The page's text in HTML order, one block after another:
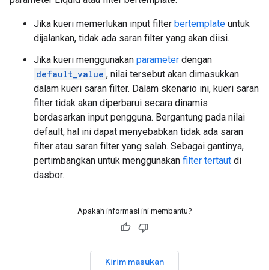
Jika kueri memerlukan input filter bertemplate untuk
dijalankan, tidak ada saran filter yang akan diisi.
Jika kueri menggunakan parameter dengan
default_value , nilai tersebut akan dimasukkan
dalam kueri saran filter. Dalam skenario ini, kueri saran
filter tidak akan diperbarui secara dinamis
berdasarkan input pengguna. Bergantung pada nilai
default, hal ini dapat menyebabkan tidak ada saran
filter atau saran filter yang salah. Sebagai gantinya,
pertimbangkan untuk menggunakan filter tertaut di
dasbor.
Apakah informasi ini membantu?
Kirim masukan